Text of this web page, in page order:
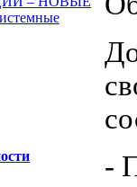
-